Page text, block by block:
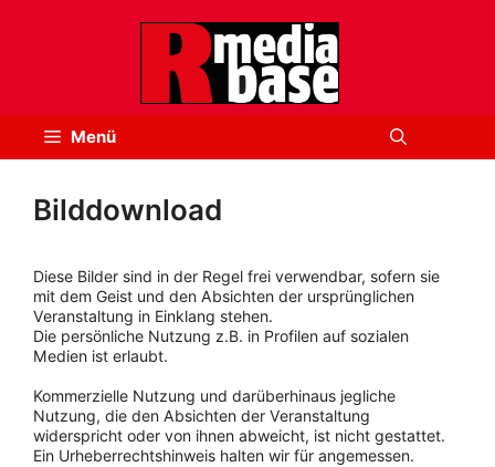
Menü
Bilddownload
Diese Bilder sind in der Regel frei verwendbar, sofern sie
mit dem Geist und den Absichten der ursprünglichen
Veranstaltung in Einklang stehen.
Die persönliche Nutzung z.B. in Profilen auf sozialen
Medien ist erlaubt.
Kommerzielle Nutzung und darüberhinaus jegliche
Nutzung, die den Absichten der Veranstaltung
widerspricht oder von ihnen abweicht, ist nicht gestattet.
Ein Urheberrechtshinweis halten wir für angemessen.